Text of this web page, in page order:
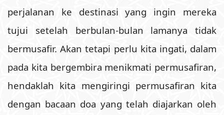
perjalanan ke destinasi yang ingin mereka
tujui setelah berbulan-bulan lamanya tidak
bermusafir. Akan tetapi perlu kita ingati, dalam
pada kita bergembira menikmati permusafiran,
hendaklah kita mengiringi permusafiran kita
dengan bacaan doa yang telah diajarkan oleh